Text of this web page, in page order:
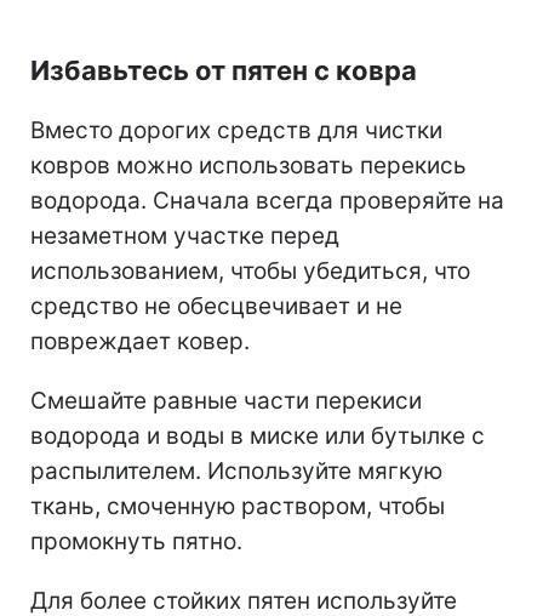
Избавьтесь от пятен с ковра
Вместо дорогих средств для чистки
ковров можно использовать перекись
водорода. Сначала всегда проверяйте на
незаметном участке перед
использованием, чтобы убедиться, что
средство не обесцвечивает и не
повреждает ковер.
Смешайте равные части перекиси
водорода и воды в миске или бутылке с
распылителем. Используйте мягкую
ткань, смоченную раствором, чтобы
промокнуть пятно.
Для более стойких пятен используйте